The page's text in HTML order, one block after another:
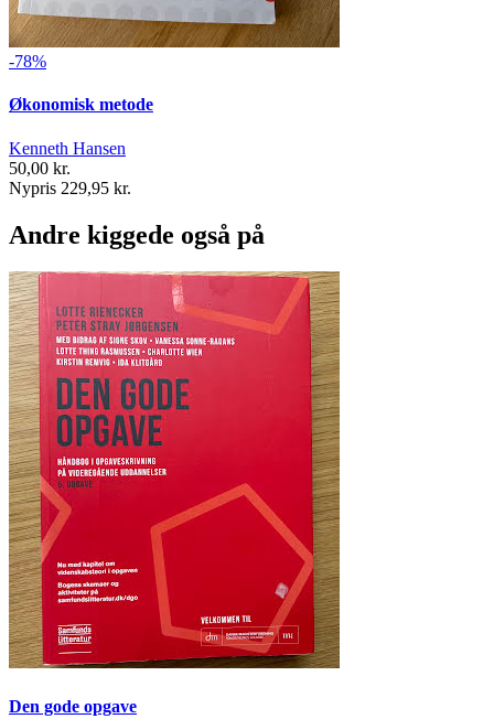
-78%
Økonomisk metode
Kenneth Hansen
50,00 kr.
Nypris 229,95 kr.
Andre kiggede også på
Den gode opgave